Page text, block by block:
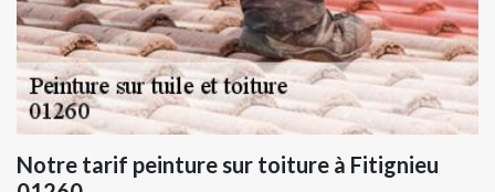
Notre tarif peinture sur toiture à Fitignieu